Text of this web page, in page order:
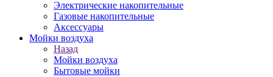
Электрические накопительные
Газовые накопительные
Аксессуары
Мойки воздуха
Назад
Мойки воздуха
Бытовые мойки